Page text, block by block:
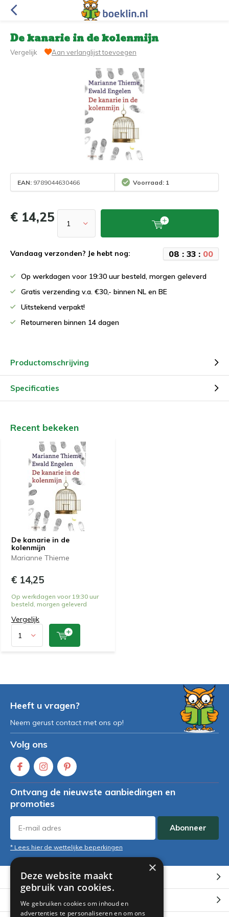
De kanarie in de kolenmijn
Vergelijk Aan verlanglijst toevoegen
EAN: 9789044630466 Voorraad: 1
€ 14,25
Vandaag verzonden? Je hebt nog: 08 : 33 : 00
Op werkdagen voor 19:30 uur besteld, morgen geleverd
Gratis verzending v.a. €30,- binnen NL en BE
Uitstekend verpakt!
Retourneren binnen 14 dagen
Productomschrijving
Specificaties
Recent bekeken
De kanarie in de
kolenmijn
Marianne Thieme
€ 14,25
Op werkdagen voor 19:30 uur
besteld, morgen geleverd
Vergelijk
Heeft u vragen?
Neem gerust contact met ons op!
Volg ons
Ontvang de nieuwste aanbiedingen en
promoties
Abonneer
* Lees hier de wettelijke beperkingen
Klantenservice
Mijn account
×
Deze website maakt
gebruik van cookies.
We gebruiken cookies om inhoud en
advertenties te personaliseren en om ons